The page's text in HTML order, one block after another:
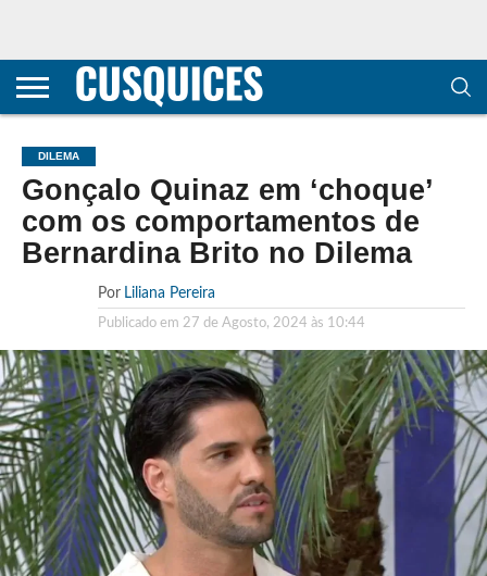
CONTACTOS
HOME
POLÍTICA DE
E COOKIES
SOBRE
TERMOS E
TRANSPARÊNCIA
METODOLOGIA
DILEMA
Gonçalo Quinaz em ‘choque’
com os comportamentos de
Bernardina Brito no Dilema
Por Liliana Pereira
Publicado em 27 de Agosto, 2024 às 10:44